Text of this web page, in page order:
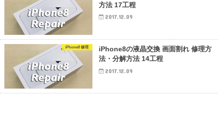
方法 17工程
2017.12.09
iPhone8 修理
iPhone8の液晶交換 画面割れ 修理方
法・分解方法 14工程
2017.12.09